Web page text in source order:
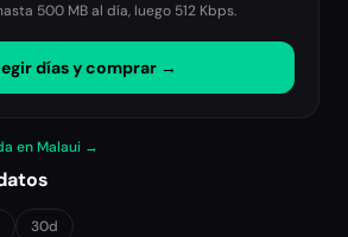
500 MB al día, luego 512 Kbps.
días y comprar →
en Malaui →
30d